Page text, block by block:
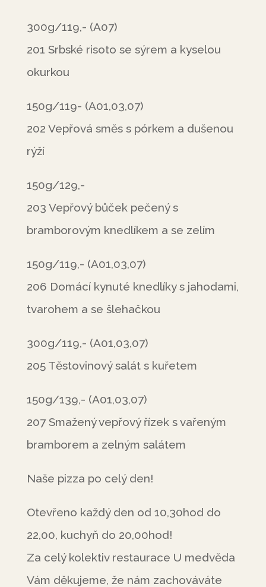
300g/119,- (A07)
201 Srbské risoto se sýrem a kyselou
okurkou
150g/119- (A01,03,07)
202 Vepřová směs s pórkem a dušenou
rýží
150g/129,-
203 Vepřový bůček pečený s
bramborovým knedlíkem a se zelím
150g/119,- (A01,03,07)
206 Domácí kynuté knedlíky s jahodami,
tvarohem a se šlehačkou
300g/119,- (A01,03,07)
205 Těstovinový salát s kuřetem
150g/139,- (A01,03,07)
207 Smažený vepřový řízek s vařeným
bramborem a zelným salátem
Naše pizza po celý den!
Otevřeno každý den od 10,30hod do
22,00, kuchyň do 20,00hod!
Za celý kolektiv restaurace U medvěda
Vám děkujeme, že nám zachováváte